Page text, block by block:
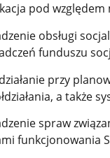
pod
obsługi
funduszu
przy
a także
spraw
funkcjonowania